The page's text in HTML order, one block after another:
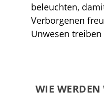
beleuchten,
Verborgenen
Unwesen treiben
WIE WERDEN